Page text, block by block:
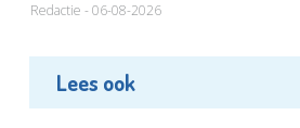
Redactie - 06-08-2026
Lees ook